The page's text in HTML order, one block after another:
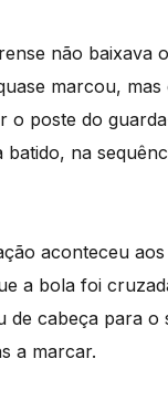
não baixava
marcou, mas
o poste do
batido, na
aconteceu
a bola foi
de cabeça para o
a marcar.